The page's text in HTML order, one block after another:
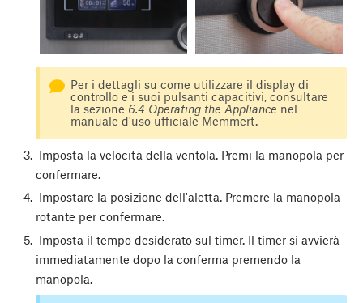
Per i dettagli su come utilizzare il display di
controllo e i suoi pulsanti capacitivi, consultare
la sezione 6.4 Operating the Appliance nel
manuale d'uso ufficiale Memmert.
Imposta la velocità della ventola. Premi la manopola per
confermare.
Impostare la posizione dell'aletta. Premere la manopola
rotante per confermare.
Imposta il tempo desiderato sul timer. Il timer si avvierà
immediatamente dopo la conferma premendo la
manopola.